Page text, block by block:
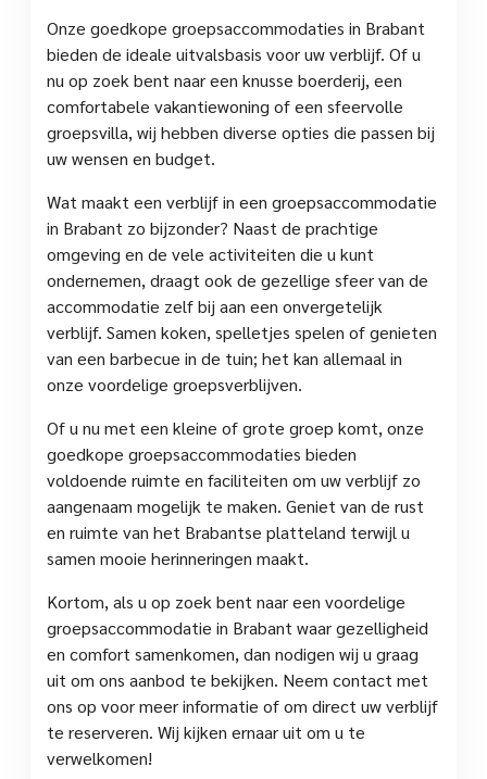
Onze goedkope groepsaccommodaties in Brabant
bieden de ideale uitvalsbasis voor uw verblijf. Of u
nu op zoek bent naar een knusse boerderij, een
comfortabele vakantiewoning of een sfeervolle
groepsvilla, wij hebben diverse opties die passen bij
uw wensen en budget.
Wat maakt een verblijf in een groepsaccommodatie
in Brabant zo bijzonder? Naast de prachtige
omgeving en de vele activiteiten die u kunt
ondernemen, draagt ook de gezellige sfeer van de
accommodatie zelf bij aan een onvergetelijk
verblijf. Samen koken, spelletjes spelen of genieten
van een barbecue in de tuin; het kan allemaal in
onze voordelige groepsverblijven.
Of u nu met een kleine of grote groep komt, onze
goedkope groepsaccommodaties bieden
voldoende ruimte en faciliteiten om uw verblijf zo
aangenaam mogelijk te maken. Geniet van de rust
en ruimte van het Brabantse platteland terwijl u
samen mooie herinneringen maakt.
Kortom, als u op zoek bent naar een voordelige
groepsaccommodatie in Brabant waar gezelligheid
en comfort samenkomen, dan nodigen wij u graag
uit om ons aanbod te bekijken. Neem contact met
ons op voor meer informatie of om direct uw verblijf
te reserveren. Wij kijken ernaar uit om u te
verwelkomen!